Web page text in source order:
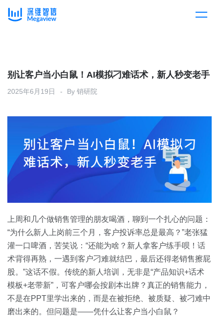
产品总览
解决方案
汽车
房地产
金融
销售人员
定价
资源中心
全部
白皮书
销售会话智能
关于我们
预约演示
别让客户当小白鼠！AI模拟刁难话术，新人秒变老手
2025年6月19日 By 销研院
上周和几个做销售管理的朋友喝酒，聊到一个扎心的问题：
“为什么新人上岗前三个月，客户投诉率总是最高？”老张猛
灌一口啤酒，苦笑说：“还能为啥？新人拿客户练手呗！话
术背得再熟，一遇到客户刁难就结巴，最后还得老销售擦屁
股。”这话不假。传统的新人培训，无非是“产品知识+话术
模板+老带新”，可客户哪会按剧本出牌？真正的销售能力，
不是在PPT里学出来的，而是在被拒绝、被质疑、被刁难中
磨出来的。但问题是——凭什么让客户当小白鼠？